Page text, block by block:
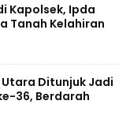
Kapolsek, Ipda
Tanah Kelahiran
Ditunjuk Jadi
36, Berdarah